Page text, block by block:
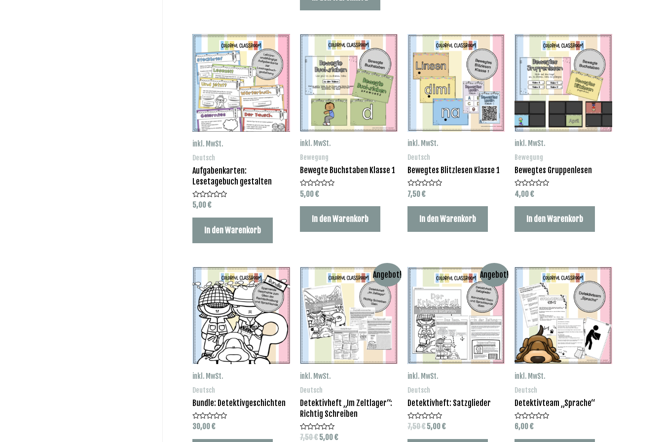
inkl. MwSt.
Deutsch
Aufgabenkarten:
Lesetagebuch gestalten
Bewertet
mit
0
5,00€
In den Warenkorb
inkl. MwSt.
Bewegung
Bewegte Buchstaben Klasse 1
Bewertet
mit
0
5,00€
In den Warenkorb
inkl. MwSt.
Deutsch
Bewegtes Blitzlesen Klasse 1
Bewertet
mit
0
7,50€
In den Warenkorb
inkl. MwSt.
Bewegung
Bewegtes Gruppenlesen
Bewertet
mit
0
4,00€
In den Warenkorb
inkl. MwSt.
Deutsch
Bundle: Detektivgeschichten
Bewertet
mit
0
30,00€
Angebot!
inkl. MwSt.
Deutsch
Detektivheft „Im Zeltlager“:
Richtig Schreiben
Bewertet
7,50€ Ursprünglicher
5,00€Aktueller
Angebot!
inkl. MwSt.
Deutsch
Detektivheft: Satzglieder
Bewertet
mit
0
7,50€ Ursprünglicher
5,00€Aktueller
inkl. MwSt.
Deutsch
Detektivteam „Sprache“
Bewertet
mit
0
6,00€